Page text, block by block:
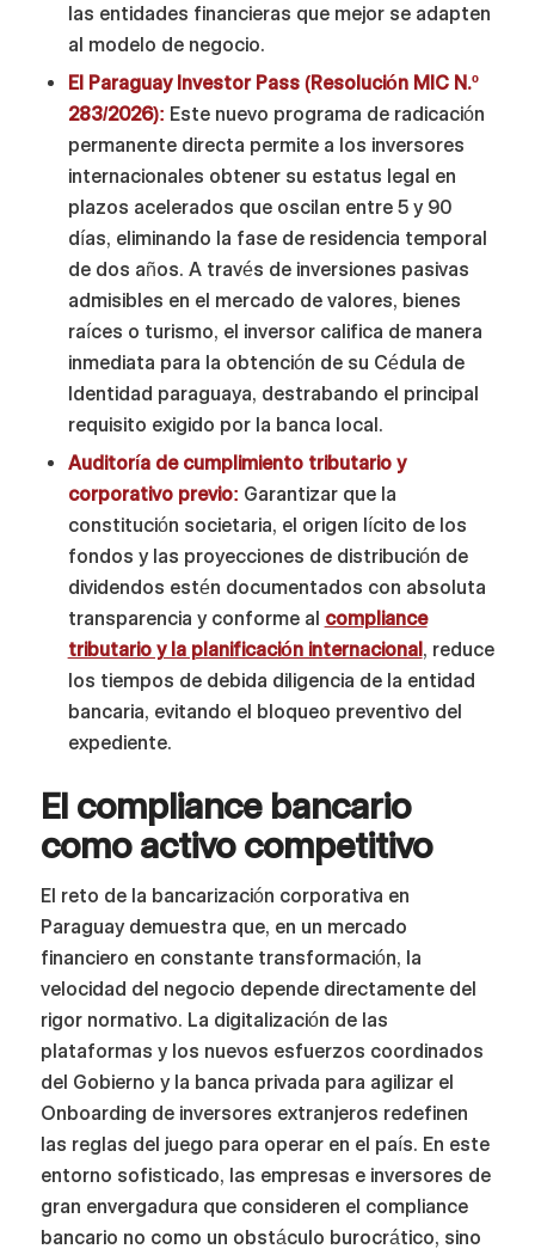
las entidades financieras que mejor se adapten
al modelo de negocio.
El Paraguay Investor Pass (Resolución MIC N.º
283/2026): Este nuevo programa de radicación
permanente directa permite a los inversores
internacionales obtener su estatus legal en
plazos acelerados que oscilan entre 5 y 90
días, eliminando la fase de residencia temporal
de dos años. A través de inversiones pasivas
admisibles en el mercado de valores, bienes
raíces o turismo, el inversor califica de manera
inmediata para la obtención de su Cédula de
Identidad paraguaya, destrabando el principal
requisito exigido por la banca local.
Auditoría de cumplimiento tributario y
corporativo previo: Garantizar que la
constitución societaria, el origen lícito de los
fondos y las proyecciones de distribución de
dividendos estén documentados con absoluta
transparencia y conforme al compliance
tributario y la planificación internacional, reduce
los tiempos de debida diligencia de la entidad
bancaria, evitando el bloqueo preventivo del
expediente.
El compliance bancario
como activo competitivo
El reto de la bancarización corporativa en
Paraguay demuestra que, en un mercado
financiero en constante transformación, la
velocidad del negocio depende directamente del
rigor normativo. La digitalización de las
plataformas y los nuevos esfuerzos coordinados
del Gobierno y la banca privada para agilizar el
Onboarding de inversores extranjeros redefinen
las reglas del juego para operar en el país. En este
entorno sofisticado, las empresas e inversores de
gran envergadura que consideren el compliance
bancario no como un obstáculo burocrático, sino